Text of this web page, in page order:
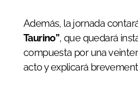
Además, la jornada
Taurino”, que quedará
compuesta por una
acto y explicará